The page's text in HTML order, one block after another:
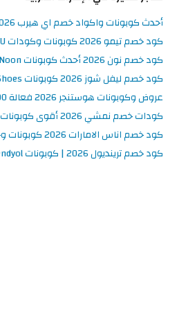
أحدث كوبونات واكواد خصم اي هيرب 2026 حتى 25% في iHerb الامارات
كود خصم تيمو 2026 كوبونات وكودات TEMU حتى 90% على الطلبات
كود خصم نون 2026 أحدث كوبونات Noon حتى 80% على المنتجات
كود خصم ليفل شوز 2026 كوبونات Level Shoes الامارات فعالة 100%
عروض وكوبونات هوستنجر 2026 فعالة 100% في Hostinger الامارات
كودات خصم نمشي 2026 أقوى كوبونات Namshi الامارات فعالة ومحدثة
كود خصم اناس الامارات 2026 كوبونات وخصومات Ounass فعالة 100%
كود خصم ترينديول 2026 | كوبونات Trendyol حتى 90% فعالة اليوم